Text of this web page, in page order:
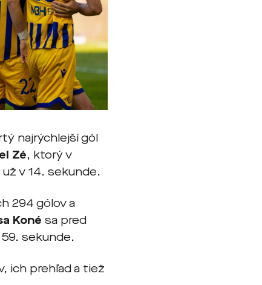
najrýchlejší gól
Zé, ktorý v
v 14. sekunde.
294 gólov a
Koné sa pred
sekunde.
ich prehľad a tiež